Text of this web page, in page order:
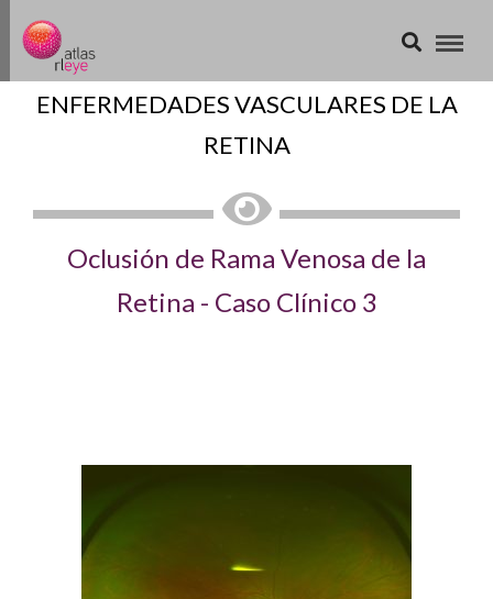
ENFERMEDADES VASCULARES DE LA
RETINA
Oclusión de Rama Venosa de la
Retina - Caso Clínico 3